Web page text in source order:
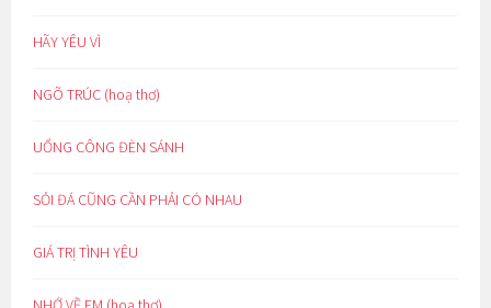
HÃY YÊU VÌ
NGÕ TRÚC (hoạ thơ)
UỔNG CÔNG ĐÈN SÁNH
SỎI ĐÁ CŨNG CẦN PHẢI CÓ NHAU
GIÁ TRỊ TÌNH YÊU